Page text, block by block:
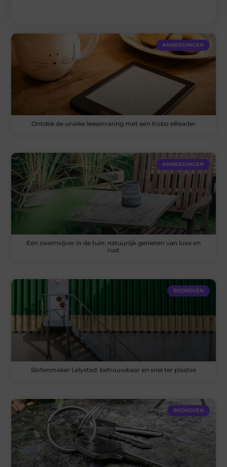
AANBIEDINGEN
Ontdek de unieke leeservaring met een Kobo eReader
AANBIEDINGEN
Een zwemvijver in de tuin: natuurlijk genieten van luxe en
rust
BEDRIJVEN
Slotenmaker Lelystad: betrouwbaar en snel ter plaatse
BEDRIJVEN